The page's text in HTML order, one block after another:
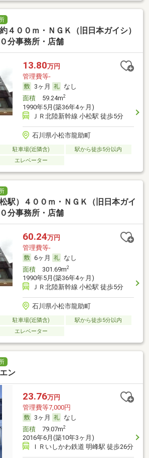
４００ｍ・ＮＧＫ（旧日本ガイシ）
分事務所・店舗
13.80万円
管理費等-
3ヶ月
なし
面積59.24m2
1990年5月(築36年4ヶ月)
ＪＲ北陸新幹線 小松駅 徒歩5分
石川県小松市龍助町
駐車場(近隣含)
駅から徒歩5分以内
エレベーター
駅）４００ｍ・ＮＧＫ（旧日本ガイ
分事務所・店舗
60.24万円
管理費等-
6ヶ月
なし
面積301.69m2
1990年5月(築36年4ヶ月)
ＪＲ北陸新幹線 小松駅 徒歩5分
石川県小松市龍助町
駐車場(近隣含)
駅から徒歩5分以内
エレベーター
ン
23.76万円
管理費等7,000円
3ヶ月
なし
面積79.07m2
2016年6月(築10年3ヶ月)
ＩＲいしかわ鉄道 明峰駅 徒歩26分